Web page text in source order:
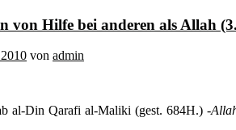
von Hilfe bei anderen als Allah
von admin
al-Din Qarafi al-Maliki (gest. 684H.) -